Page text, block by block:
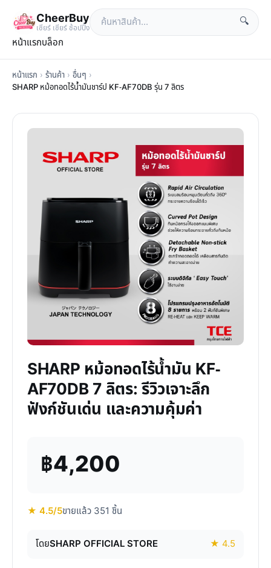
CheerBuy
เซียร์ เซียร์ ช้อปปิ้ง
🔍
หน้าแรกบล็อก
หน้าแรก › ร้านค้า › อื่นๆ ›
SHARP หม้อทอดไร้น้ำมันชาร์ป KF-AF70DB รุ่น 7 ลิตร
SHARP หม้อทอดไร้น้ำมัน KF-
AF70DB 7 ลิตร: รีวิวเจาะลึก
ฟังก์ชันเด่น และความคุ้มค่า
฿4,200
★ 4.5/5ขายแล้ว 351 ชิ้น
โดยSHARP OFFICIAL STORE ★ 4.5